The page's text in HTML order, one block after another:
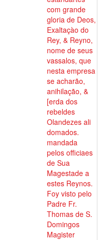
com grande
gloria de Deos,
Exaltaçào do
Rey, & Reyno,
nome de seus
vassalos, que
nesta empresa
se acharão,
anihilação, &
[erda dos
rebeldes
Olandezes ali
domados.
mandada
pelos officiaes
de Sua
Magestade a
estes Reynos.
Foy visto pelo
Padre Fr.
Thomas de S.
Domingos
Magister